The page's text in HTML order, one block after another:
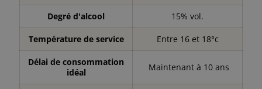
Degré d'alcool 15% vol.
Température de service Entre 16 et 18°c
Délai de consommation
idéal
Maintenant à 10 ans